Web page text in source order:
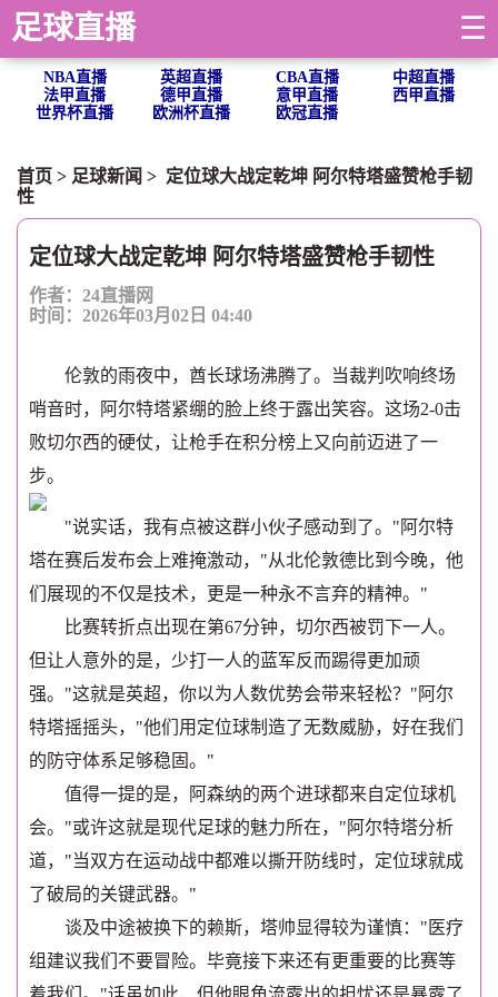
足球直播 ☰
NBA直播 英超直播 CBA直播
中超直播
法甲直播
德甲直播 意甲直播
西甲直播
世界杯直播
欧洲杯直播 欧冠直播
首页 > 足球新闻 > 定位球大战定乾坤 阿尔特塔盛赞枪手韧
性
定位球大战定乾坤 阿尔特塔盛赞枪手韧性
作者：24直播网
时间：2026年03月02日 04:40
伦敦的雨夜中，酋长球场沸腾了。当裁判吹响终场
哨音时，阿尔特塔紧绷的脸上终于露出笑容。这场2-0击
败切尔西的硬仗，让枪手在积分榜上又向前迈进了一
步。
"说实话，我有点被这群小伙子感动到了。"阿尔特
塔在赛后发布会上难掩激动，"从北伦敦德比到今晚，他
们展现的不仅是技术，更是一种永不言弃的精神。"
比赛转折点出现在第67分钟，切尔西被罚下一人。
但让人意外的是，少打一人的蓝军反而踢得更加顽
强。"这就是英超，你以为人数优势会带来轻松？"阿尔
特塔摇摇头，"他们用定位球制造了无数威胁，好在我们
的防守体系足够稳固。"
值得一提的是，阿森纳的两个进球都来自定位球机
会。"或许这就是现代足球的魅力所在，"阿尔特塔分析
道，"当双方在运动战中都难以撕开防线时，定位球就成
了破局的关键武器。"
谈及中途被换下的赖斯，塔帅显得较为谨慎："医疗
组建议我们不要冒险。毕竟接下来还有更重要的比赛等